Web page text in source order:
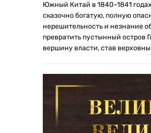
Южный Китай в 1840–1841
сказочно богатую, полную
нерешительность и незнание
превратить пустынный остров
вершину власти, став